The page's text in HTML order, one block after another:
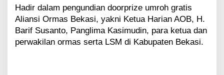
Hadir dalam pengundian doorprize umroh gratis
Aliansi Ormas Bekasi, yakni Ketua Harian AOB, H.
Barif Susanto, Panglima Kasimudin, para ketua dan
perwakilan ormas serta LSM di Kabupaten Bekasi.